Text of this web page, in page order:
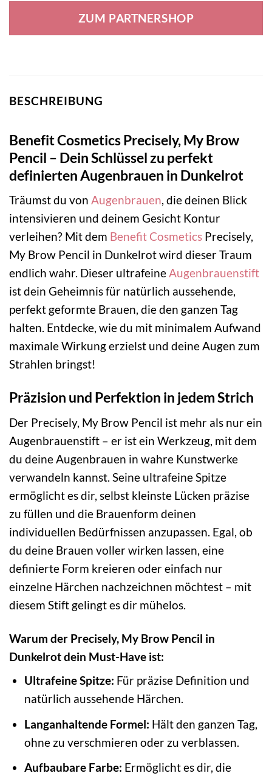
war:
31,00 €
ist:
23,90 €.
ZUM PARTNERSHOP
BESCHREIBUNG
Benefit Cosmetics Precisely, My Brow
Pencil – Dein Schlüssel zu perfekt
definierten Augenbrauen in Dunkelrot
Träumst du von Augenbrauen, die deinen Blick
intensivieren und deinem Gesicht Kontur
verleihen? Mit dem Benefit Cosmetics Precisely,
My Brow Pencil in Dunkelrot wird dieser Traum
endlich wahr. Dieser ultrafeineAugenbrauenstift
ist dein Geheimnis für natürlich aussehende,
perfekt geformte Brauen, die den ganzen Tag
halten. Entdecke, wie du mit minimalem Aufwand
maximale Wirkung erzielst und deine Augen zum
Strahlen bringst!
Präzision und Perfektion in jedem Strich
Der Precisely, My Brow Pencil ist mehr als nur ein
Augenbrauenstift – er ist ein Werkzeug, mit dem
du deine Augenbrauen in wahre Kunstwerke
verwandeln kannst. Seine ultrafeine Spitze
ermöglicht es dir, selbst kleinste Lücken präzise
zu füllen und die Brauenform deinen
individuellen Bedürfnissen anzupassen. Egal, ob
du deine Brauen voller wirken lassen, eine
definierte Form kreieren oder einfach nur
einzelne Härchen nachzeichnen möchtest – mit
diesem Stift gelingt es dir mühelos.
Warum der Precisely, My Brow Pencil in
Dunkelrot dein Must-Have ist:
Ultrafeine Spitze: Für präzise Definition und
natürlich aussehende Härchen.
Langanhaltende Formel: Hält den ganzen Tag,
ohne zu verschmieren oder zu verblassen.
Aufbaubare Farbe: Ermöglicht es dir, die